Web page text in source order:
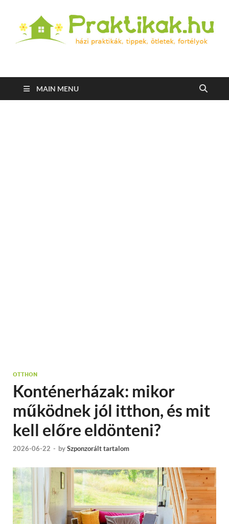
Praktikak.hu
MAIN MENU
OTTHON
Konténerházak: mikor
működnek jól itthon, és mit
kell előre eldönteni?
2026-06-22 - bySzponzorált tartalom